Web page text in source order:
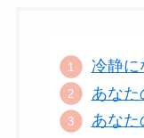
冷静に
あなた
あなた